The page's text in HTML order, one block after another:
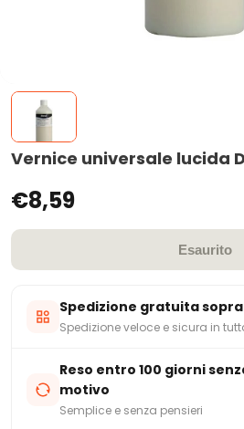
Vernice universale lucida
€8,59
Esaurito
Spedizione gratuita
Spedizione veloce e sicura in
Reso entro 100 giorni
motivo
Semplice e senza pensieri